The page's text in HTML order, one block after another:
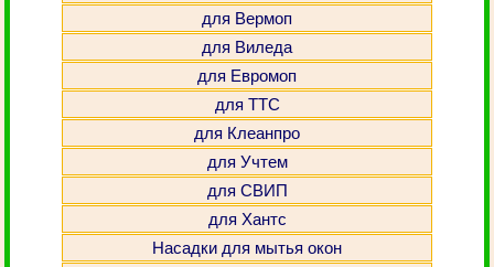
для Вермоп
для Виледа
для Евромоп
для ТТС
для Клеанпро
для Учтем
для СВИП
для Хантс
Насадки для мытья окон